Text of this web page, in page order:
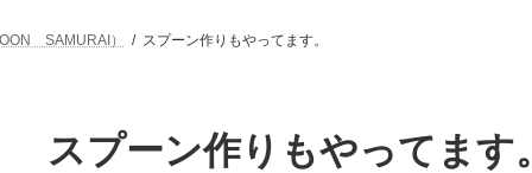
SAMURAI） スプーン作りもやってます。
スプーン作りもやってます